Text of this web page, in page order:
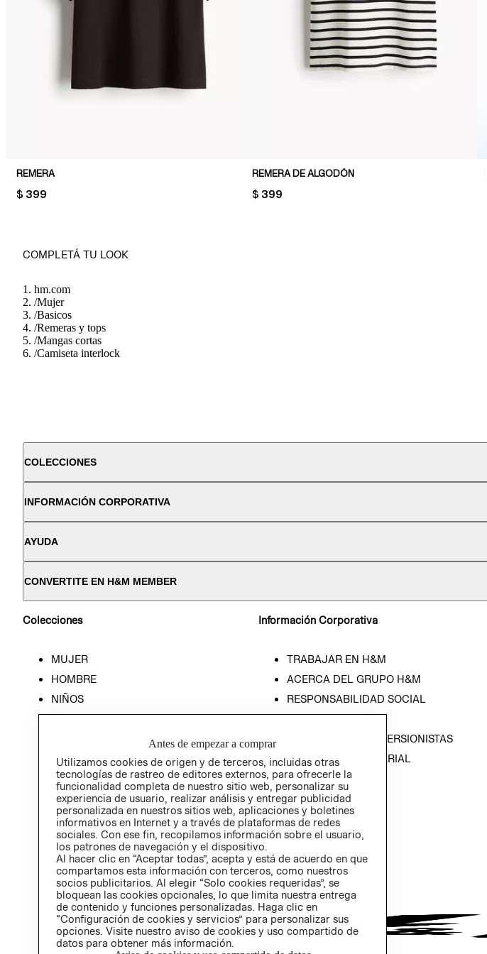
REMERA
PRICE:
$ 399
REMERA DE ALGODÓN
PRICE:
$ 399
COMPLETÁ TU LOOK
hm.com
/Mujer
/Basicos
/Remeras y tops
/Mangas cortas
/Camiseta interlock
COLECCIONES
INFORMACIÓN CORPORATIVA
AYUDA
CONVERTITE EN H&M MEMBER
Colecciones
MUJER
HOMBRE
NIÑOS
HOME
Información Corporativa
TRABAJAR EN H&M
ACERCA DEL GRUPO H&M
RESPONSABILIDAD SOCIAL
PRENSA
RELACIÓN CON INVERSIONISTAS
POLÍTICA EMPRESARIAL
Antes de empezar a comprar
Utilizamos cookies de origen y de terceros, incluidas otras
tecnologías de rastreo de editores externos, para ofrecerle la
funcionalidad completa de nuestro sitio web, personalizar su
experiencia de usuario, realizar análisis y entregar publicidad
personalizada en nuestros sitios web, aplicaciones y boletines
informativos en Internet y a través de plataformas de redes
sociales. Con ese fin, recopilamos información sobre el usuario,
los patrones de navegación y el dispositivo.
Al hacer clic en “Aceptar todas”, acepta y está de acuerdo en que
compartamos esta información con terceros, como nuestros
socios publicitarios. Al elegir “Solo cookies requeridas”, se
bloquean las cookies opcionales, lo que limita nuestra entrega
de contenido y funciones personalizadas. Haga clic en
“Configuración de cookies y servicios” para personalizar sus
opciones. Visite nuestro aviso de cookies y uso compartido de
datos para obtener más información.